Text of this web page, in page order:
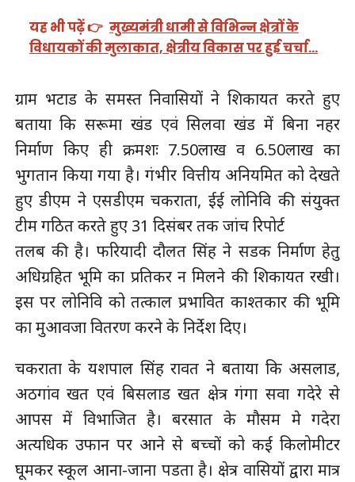
यह भी पढ़ें 👉 मुख्यमंत्री धामी से विभिन्न क्षेत्रों के
विधायकों की मुलाकात, क्षेत्रीय विकास पर हुई चर्चा…
ग्राम भटाड के समस्त निवासियों ने शिकायत करते हुए
बताया कि सरूमा खंड एवं सिलवा खंड में बिना नहर
निर्माण किए ही क्रमशः 7.50लाख व 6.50लाख का
भुगतान किया गया है। गंभीर वित्तीय अनियमित को देखते
हुए डीएम ने एसडीएम चकराता, ईई लोनिवि की संयुक्त
टीम गठित करते हुए 31 दिसंबर तक जांच रिपोर्ट
तलब की है। फरियादी दौलत सिंह ने सडक निर्माण हेतु
अधिग्रहित भूमि का प्रतिकर न मिलने की शिकायत रखी।
इस पर लोनिवि को तत्काल प्रभावित काश्तकार की भूमि
का मुआवजा वितरण करने के निर्देश दिए।
चकराता के यशपाल सिंह रावत ने बताया कि असलाड,
अठगांव खत एवं बिसलाड खत क्षेत्र गंगा सवा गदेरे से
आपस में विभाजित है। बरसात के मौसम मे गदेरा
अत्यधिक उफान पर आने से बच्चों को कई किलोमीटर
घूमकर स्कूल आना-जाना पडता है। क्षेत्र वासियों द्वारा मात्र